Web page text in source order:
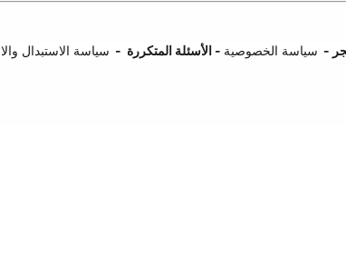
- سياسة الخصوصية - الأسئلة المتكررة - سياسة الاستبدال